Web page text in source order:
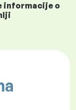
informacije o